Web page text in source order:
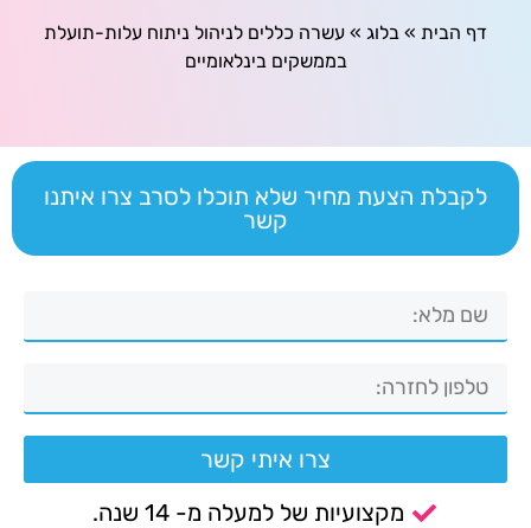
דף הבית » בלוג » עשרה כללים לניהול ניתוח עלות-תועלת
בממשקים בינלאומיים
לקבלת הצעת מחיר שלא תוכלו לסרב צרו איתנו
קשר
צרו איתי קשר
מקצועיות של למעלה מ- 14 שנה.